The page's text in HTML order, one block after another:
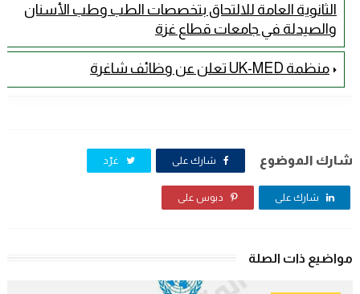
الثانوية العامة للالتحاق بتخصصات الطب وطب الأسنان
والصيدلة في جامعات قطاع غزة
منظمة UK-MED تعلن عن وظائف شاغرة
شارك الموضوع شارك على غرّد
شارك على دبوس على
مواضيع ذات الصلة